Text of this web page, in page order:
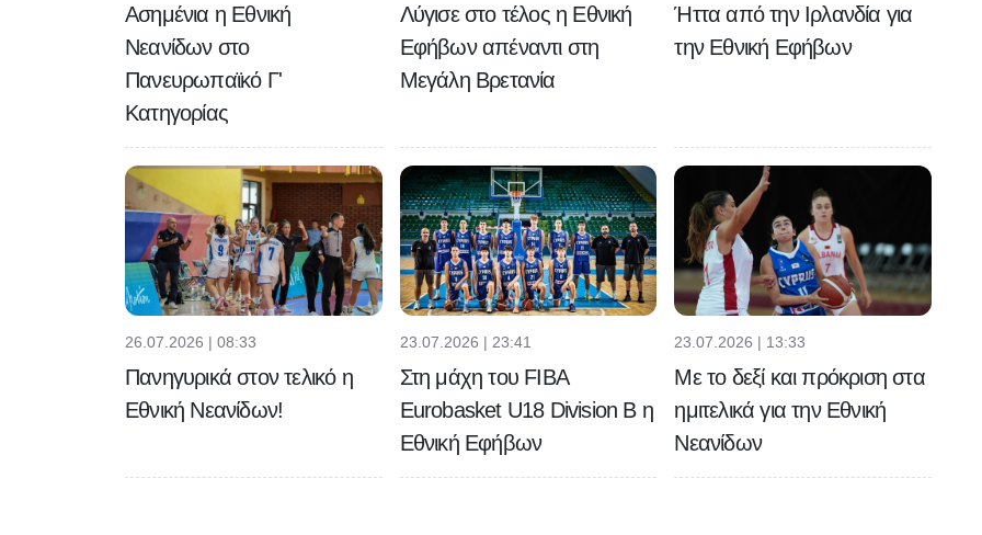
Ασημένια η Εθνική
Νεανίδων στο
Πανευρωπαϊκό Γ'
Κατηγορίας
Λύγισε στο τέλος η Εθνική
Εφήβων απέναντι στη
Μεγάλη Βρετανία
Ήττα από την Ιρλανδία για
την Εθνική Εφήβων
26.07.2026 | 08:33
Πανηγυρικά στον τελικό η
Εθνική Νεανίδων!
23.07.2026 | 23:41
Στη μάχη του FIBA
Eurobasket U18 Division B η
Εθνική Εφήβων
23.07.2026 | 13:33
Με το δεξί και πρόκριση στα
ημιτελικά για την Εθνική
Νεανίδων